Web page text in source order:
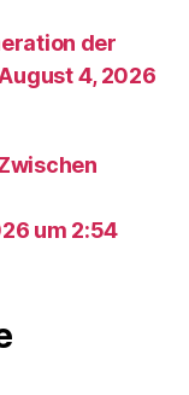
der
4, 2026
um 2:54